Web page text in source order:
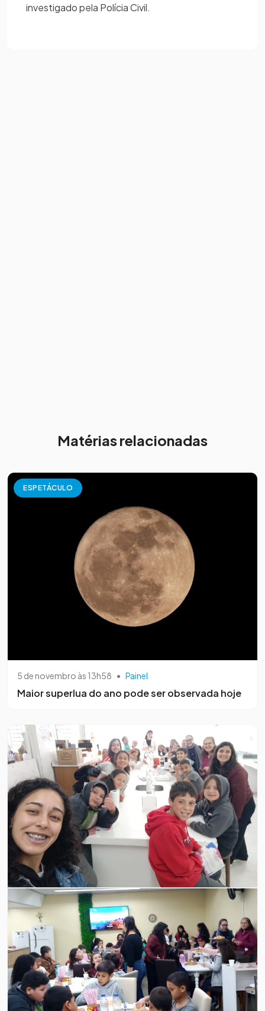
investigado pela Polícia Civil.
Matérias relacionadas
ESPETÁCULO
5 de novembro às 13h58 • Painel
Maior superlua do ano pode ser observada hoje